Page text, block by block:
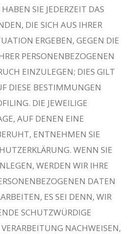
SIE JEDERZEIT DAS
DIE SICH AUS IHRER
ERGEBEN, GEGEN DIE
PERSONENBEZOGENEN
EINZULEGEN; DIES GILT
DIESE BESTIMMUNGEN
DIE JEWEILIGE
AUF DENEN EINE
ENTNEHMEN SIE
WENN SIE
WERDEN WIR IHRE
DATEN
ES SEI DENN, WIR
SCHUTZWÜRDIGE
NACHWEISEN,